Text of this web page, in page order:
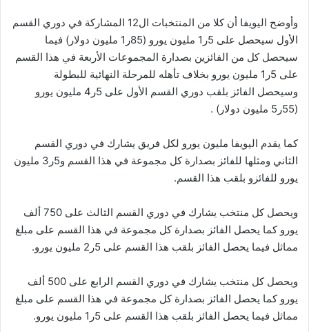
وأوضح اليويفا أن كلا من المنتخبات ال12 المشاركة في دوري القسم
الأول سيحصل على 5ر1 مليون يورو (85ر1 مليون دولار) فيما
سيحصل كل من الفائزين بصدارة المجموعات الأربعة في هذا القسم
على 5ر1 مليون يورو بخلاف تأهله للمرحلة النهائية للبطولة
وسيحصل الفائز بلقب دوري القسم الأول على 5ر4 مليون يورو
(55ر5 مليون دولار) .
كما يقدم اليويفا مليون يورو لكل فريق يشارك في دوري القسم
الثاني ومثلها للفائز بصدارة كل مجموعة في هذا القسم و5ر3 مليون
يورو للفائزو بلقب هذا القسم.
ويحصل كل منتخب يشارك في دوري القسم الثالث على 750 ألف
يورو كما يحصل الفائز بصدارة كل مجموعة في هذا القسم على مبلغ
مماثل فيما يحصل الفائز بلقب هذا القسم على 5ر2 مليون يورو.
ويحصل كل منتخب يشارك في دوري القسم الرابع على 500 ألف
يورو كما يحصل الفائز بصدارة كل مجموعة في هذا القسم على مبلغ
مماثل فيما يحصل الفائز بلقب هذا القسم على 5ر1 مليون يورو.